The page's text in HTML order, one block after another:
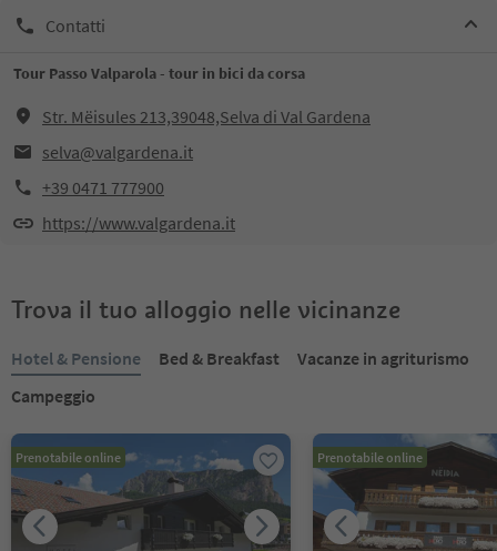
Contatti
Tour Passo Valparola - tour in bici da corsa
Str. Mëisules 213,39048,Selva di Val Gardena
selva@valgardena.it
+39 0471 777900
https://www.valgardena.it
Trova il tuo alloggio nelle vicinanze
Hotel & Pensione Bed & Breakfast
Vacanze in agriturismo
Campeggio
Prenotabile online Prenotabile online